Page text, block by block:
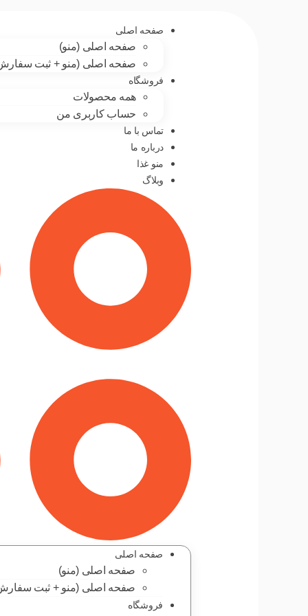
صفحه اصلی
صفحه اصلی (منو)
صفحه اصلی (منو + ثبت
فروشگاه
همه محصولات
حساب کاربری من
تماس با ما
درباره ما
منو غذا
وبلاگ
صفحه اصلی
صفحه اصلی (منو)
صفحه اصلی (منو + ثبت
فروشگاه